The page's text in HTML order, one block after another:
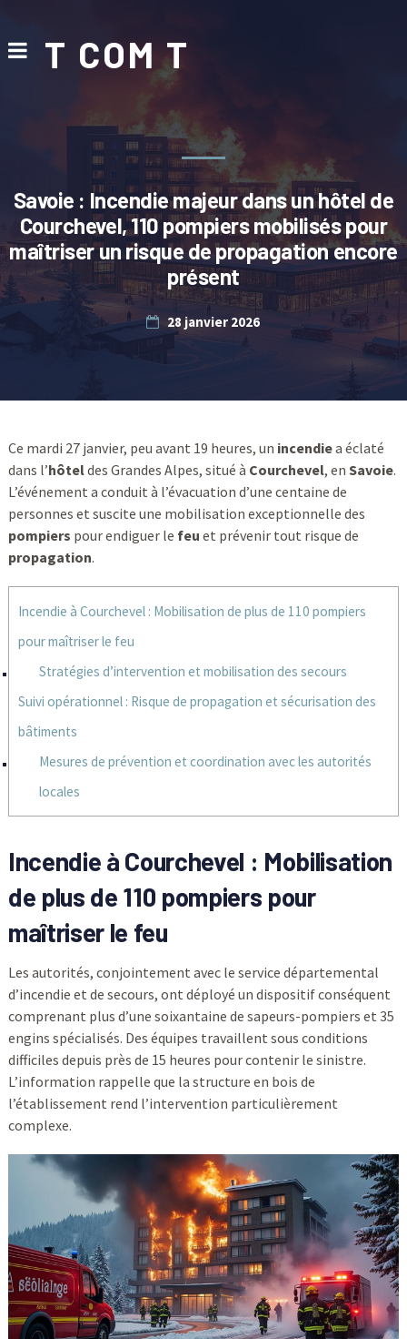
T COM T
Savoie : Incendie majeur dans un hôtel de
Courchevel, 110 pompiers mobilisés pour
maîtriser un risque de propagation encore
présent
28 janvier 2026
Ce mardi 27 janvier, peu avant 19 heures, un incendiea éclaté
dans l’hôteldes Grandes Alpes, situé à Courchevel, en Savoie.
L’événement a conduit à l’évacuation d’une centaine de
personnes et suscite une mobilisation exceptionnelle des
pompiers pour endiguer le feu et prévenir tout risque de
propagation.
Incendie à Courchevel : Mobilisation de plus de 110 pompiers
pour maîtriser le feu
Stratégies d’intervention et mobilisation des secours
Suivi opérationnel : Risque de propagation et sécurisation des
bâtiments
Mesures de prévention et coordination avec les autorités
locales
Incendie à Courchevel : Mobilisation
de plus de 110 pompiers pour
maîtriser le feu
Les autorités, conjointement avec le service départemental
d’incendie et de secours, ont déployé un dispositif conséquent
comprenant plus d’une soixantaine de sapeurs-pompiers et 35
engins spécialisés. Des équipes travaillent sous conditions
difficiles depuis près de 15 heures pour contenir le sinistre.
L’information rappelle que la structure en bois de
l’établissement rend l’intervention particulièrement
complexe.